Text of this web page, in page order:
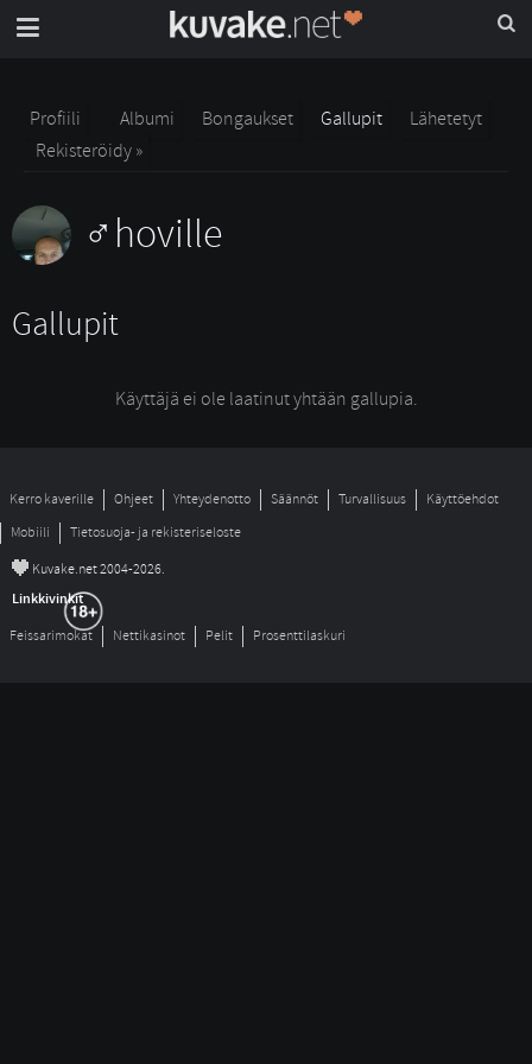
Profiili Albumi Bongaukset Gallupit
Lähetetyt
Rekisteröidy »
hoville
Gallupit
Käyttäjä ei ole laatinut yhtään gallupia.
Kerro kaverille Ohjeet Yhteydenotto Säännöt Turvallisuus
Käyttöehdot
Mobiili
Tietosuoja- ja rekisteriseloste
© Kuvake.net 2004-2026.
Linkkivinkit
Feissarimokat Nettikasinot Pelit Prosenttilaskuri